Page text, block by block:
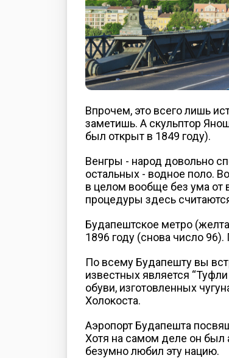
Впрочем, это всего лишь
заметишь. А скульптор
был открыт в 1849 году).
Венгры - народ довольно
остальных - водное поло.
в целом вообще без ума от
процедуры здесь
Будапештское метро
1896 году (снова число
По всему Будапешту вы
известных является
обуви, изготовленных
Холокоста.
Аэропорт Будапешта
Хотя на самом деле он был
безумно любил эту нацию.